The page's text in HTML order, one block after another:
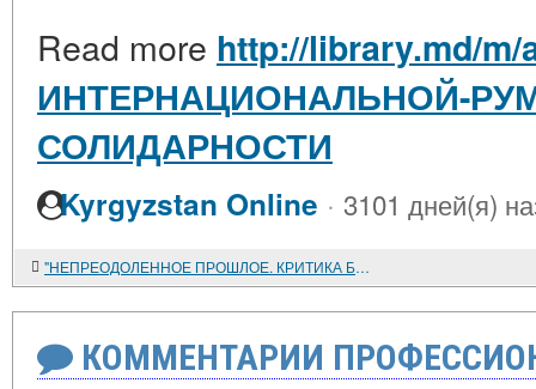
Read more http://library.md/
ИНТЕРНАЦИОНАЛЬНОЙ-
СОЛИДАРНОСТИ
Kyrgyzstan Online · 3101 дней(я)
"НЕПРЕОДОЛЕННОЕ ПРОШЛОЕ. КРИТИКА БУРЖУАЗНОЙ ИСТОРИОГРАФИИ В ФРГ"
КОММЕНТАРИИ